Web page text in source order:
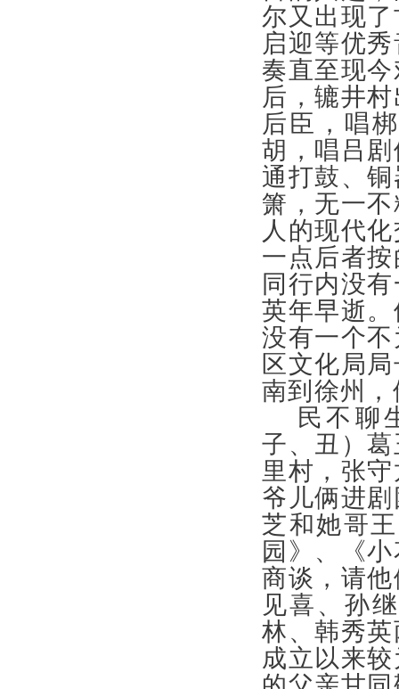
尔又出现
启迎等优
奏直至现
后，辘井
后臣，唱
胡，唱吕
通打鼓、
箫，无一
人的现代
一点后者
同行内没
英年早逝
没有一个
区文化局
南到徐州
民不聊
子、丑）
里村，张
爷儿俩进
芝和她哥
园》、《
商谈，请
见喜、孙
林、韩秀
成立以来